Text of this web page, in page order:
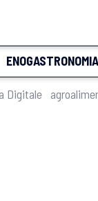
ENOGASTRONOMIA
Digitale